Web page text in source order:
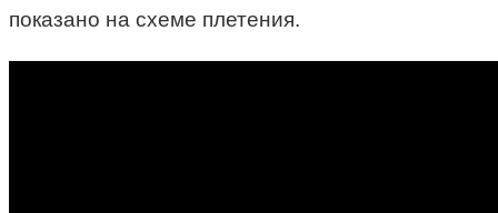
показано на схеме плетения.